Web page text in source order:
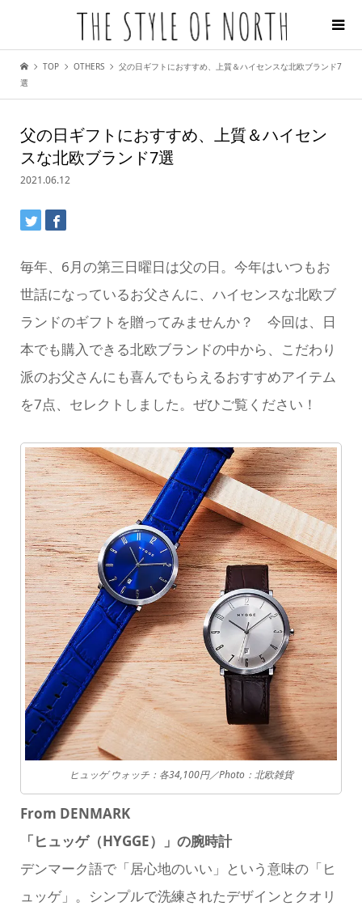
TOP OTHERS
父の日ギフトにおすすめ、上質＆ハイセンスな北欧ブランド7
選
父の日ギフトにおすすめ、上質＆ハイセン
スな北欧ブランド7選
2021.06.12
毎年、6月の第三日曜日は父の日。今年はいつもお
世話になっているお父さんに、ハイセンスな北欧ブ
ランドのギフトを贈ってみませんか？ 今回は、日
本でも購入できる北欧ブランドの中から、こだわり
派のお父さんにも喜んでもらえるおすすめアイテム
を7点、セレクトしました。ぜひご覧ください！
ヒュッゲ ウォッチ：各34,100円／Photo：北欧雑貨
From DENMARK
「ヒュッゲ（HYGGE）」の腕時計
デンマーク語で「居心地のいい」という意味の「ヒ
ュッゲ」。シンプルで洗練されたデザインとクオリ